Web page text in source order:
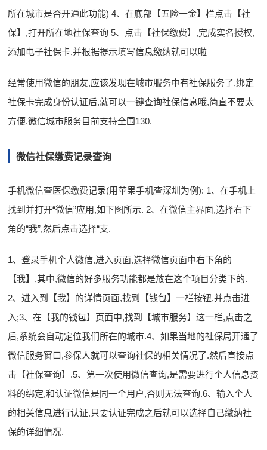
所在城市是否开通此功能) 4、在底部【五险一金】栏点击【社
保】,打开所在地社保查询 5、点击【社保缴费】,完成实名授权,
添加电子社保卡,并根据提示填写信息缴纳就可以啦
经常使用微信的朋友,应该发现在城市服务中有社保服务了,绑定
社保卡完成身份认证后,就可以一键查询社保信息哦,简直不要太
方便.微信城市服务目前支持全国130.
微信社保缴费记录查询
手机微信查医保缴费记录(用苹果手机查深圳为例): 1、在手机上
找到并打开“微信”应用,如下图所示. 2、在微信主界面,选择右下
角的“我”,然后点击选择“支.
1、登录手机个人微信,进入页面,选择微信页面中右下角的
【我】,其中,微信的好多服务功能都是放在这个项目分类下的.
2、进入到【我】的详情页面,找到【钱包】一栏按钮,并点击进
入;3、在【我的钱包】页面中,找到【城市服务】这一栏,点击之
后,系统会自动定位我们所在的城市.4、如果当地的社保局开通了
微信服务窗口,参保人就可以查询社保的相关情况了.然后直接点
击【社保查询】.5、第一次使用微信查询,是需要进行个人信息资
料的绑定,和认证微信是同一个用户,否则无法查询.6、输入个人
的相关信息进行认证,只要认证完成之后就可以选择自己缴纳社
保的详细情况.